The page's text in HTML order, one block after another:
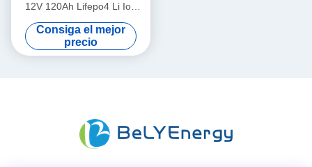
12V 120Ah Lifepo4 Li Ion
Battery Base Station Yacht
Consiga el mejor
precio